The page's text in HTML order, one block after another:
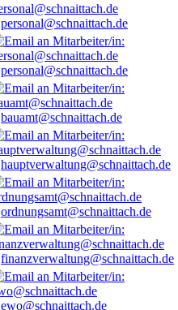
personal@schnaittach.de
personal@schnaittach.de
bauamt@schnaittach.de
hauptverwaltung@schnaittach.de
ordnungsamt@schnaittach.de
finanzverwaltung@schnaittach.de
ewo@schnaittach.de